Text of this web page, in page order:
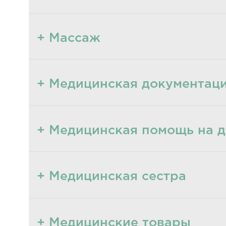
+ Массаж
+ Медицинская
+ Медицинская помощь на
+ Медицинская сестра
+ Медицинские товары